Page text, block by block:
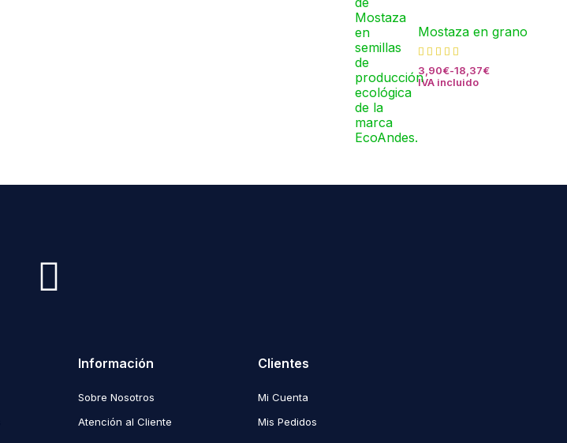
Mostaza en grano
3,90€-18,37€
IVA incluido
Información
Sobre Nosotros
Atención al Cliente
Clientes
Mi Cuenta
Mis Pedidos